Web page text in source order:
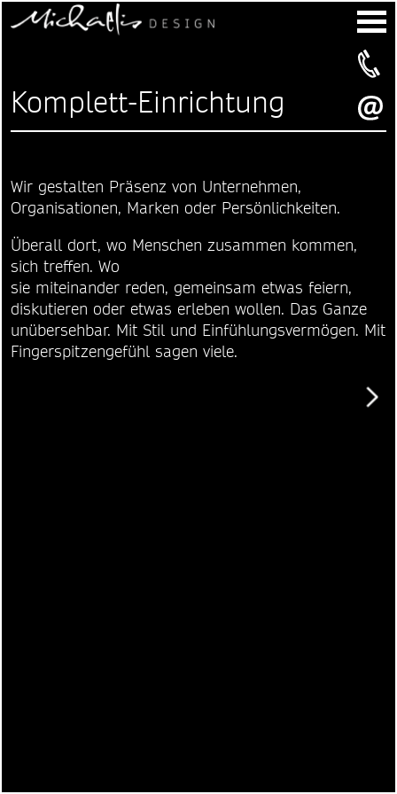
Komplett-Einrichtung
Wir gestalten Präsenz von Unternehmen,
Organisationen, Marken oder Persönlichkeiten.
Überall dort, wo Menschen zusammen kommen,
sich treffen. Wo
sie miteinander reden, gemeinsam etwas feiern,
diskutieren oder etwas erleben wollen. Das Ganze
unübersehbar. Mit Stil und Einfühlungsvermögen. Mit
Fingerspitzengefühl sagen viele.
Weiter